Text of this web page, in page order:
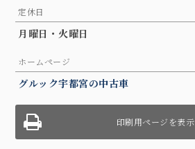
定休日
月曜日・火曜日
ホームページ
グルック宇都宮の中古車
印刷用ページを表示